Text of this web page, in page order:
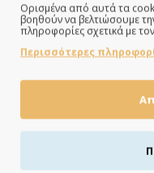
Πιστωτική/
Ορισμένα από αυτά τα
βοηθούν να βελτιώσουμε
πληροφορίες σχετικά με
Περισσότερες